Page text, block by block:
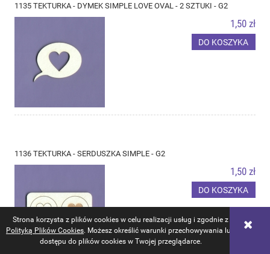
Strona korzysta z plików cookies w celu realizacji usług i zgodnie z
Polityką Plików Cookies. Możesz określić warunki przechowywania lub
dostępu do plików cookies w Twojej przeglądarce.
1135 TEKTURKA - DYMEK SIMPLE LOVE OVAL - 2 SZTUKI - G2
1,50 zł
DO KOSZYKA
1136 TEKTURKA - SERDUSZKA SIMPLE - G2
1,50 zł
DO KOSZYKA